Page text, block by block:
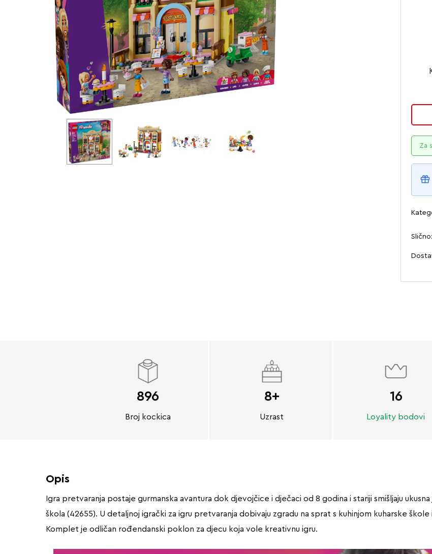
Za
Slično:
896
Broj kockica
8+
Uzrast
16
Loyality bodovi
Opis
Igra pretvaranja postaje gurmanska avantura dok djevojčice i dječaci od 8 godina i stariji smišljaju
škola (42655). U detaljnoj igrački za igru pretvaranja dobivaju zgradu na sprat s kuhinjom kuharske
Komplet je odličan rođendanski poklon za djecu koja vole kreativnu igru.